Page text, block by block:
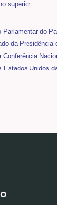
superior
Parlamentar do
da Presidência
Conferência
Estados Unidos